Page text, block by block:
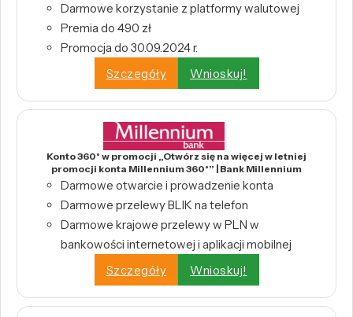
Darmowe korzystanie z platformy walutowej
Premia do 490 zł
Promocja do 30.09.2024 r.
Szczegóły
Wnioskuj!
Konto 360° w promocji „Otwórz się na więcej w letniej
promocji konta Millennium 360°” | Bank Millennium
Darmowe otwarcie i prowadzenie konta
Darmowe przelewy BLIK na telefon
Darmowe krajowe przelewy w PLN w
bankowości internetowej i aplikacji mobilnej
Szczegóły
Wnioskuj!